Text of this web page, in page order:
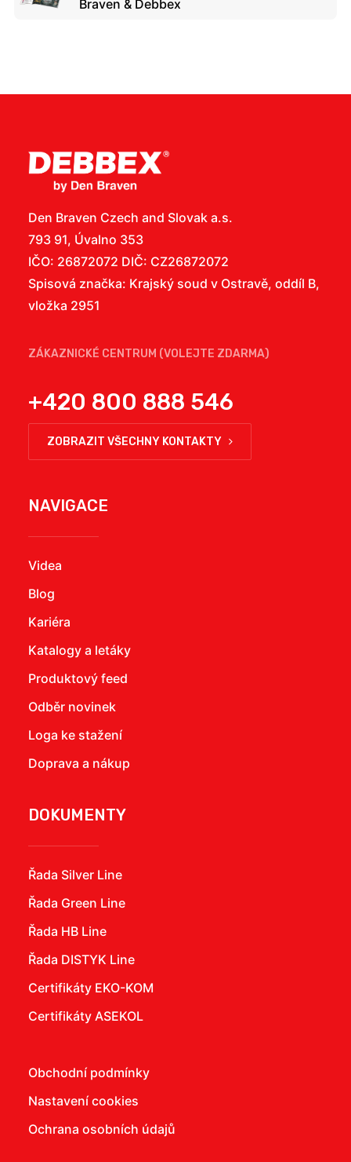
Braven & Debbex
Den Braven Czech and Slovak a.s.
793 91, Úvalno 353
IČO: 26872072 DIČ: CZ26872072
Spisová značka: Krajský soud v Ostravě, oddíl B,
vložka 2951
ZÁKAZNICKÉ CENTRUM (VOLEJTE ZDARMA)
+420 800 888 546
ZOBRAZIT VŠECHNY KONTAKTY
NAVIGACE
Videa
Blog
Kariéra
Katalogy a letáky
Produktový feed
Odběr novinek
Loga ke stažení
Doprava a nákup
DOKUMENTY
Řada Silver Line
Řada Green Line
Řada HB Line
Řada DISTYK Line
Certifikáty EKO-KOM
Certifikáty ASEKOL
Obchodní podmínky
Nastavení cookies
Ochrana osobních údajů